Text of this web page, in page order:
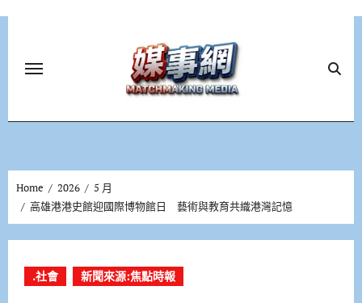
Home 2026
5 月
高雄港港史館迎國際博物館日 藝術與教育共織港灣記憶
.社會 新聞來源:焦點時報